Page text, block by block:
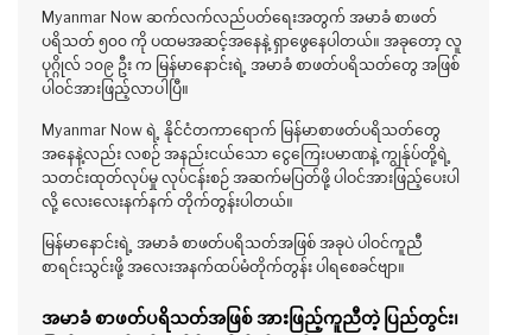
Myanmar Now ဆက်လက်လည်ပတ်ရေးအတွက် အမာခံ စာဖတ်
ပရိသတ် ၅၀၀ ကို ပထမအဆင့်အနေနဲ့ ရှာဖွေနေပါတယ်။ အခုတော့ လူ
ပုဂ္ဂိုလ် ၁၀၉ ဦး က မြန်မာနောင်းရဲ့ အမာခံ စာဖတ်ပရိသတ်တွေ အဖြစ်
ပါဝင်အားဖြည့်လာပါပြီ။
Myanmar Now ရဲ့ နိုင်ငံတကာရောက် မြန်မာစာဖတ်ပရိသတ်တွေ
အနေနဲ့လည်း လစဉ် အနည်းငယ်သော ငွေကြေးပမာဏနဲ့ ကျွန်ုပ်တို့ရဲ့
သတင်းထုတ်လုပ်မှု လုပ်ငန်းစဉ် အဆက်မပြတ်ဖို့ ပါဝင်အားဖြည့်ပေးပါ
လို့ လေးလေးနက်နက် တိုက်တွန်းပါတယ်။
မြန်မာနောင်းရဲ့ အမာခံ စာဖတ်ပရိသတ်အဖြစ် အခုပဲ ပါဝင်ကူညီ
စာရင်းသွင်းဖို့ အလေးအနက်ထပ်မံတိုက်တွန်း ပါရစေခင်ဗျာ။
အမာခံ စာဖတ်ပရိသတ်အဖြစ် အားဖြည့်ကူညီတဲ့ ပြည်တွင်း၊